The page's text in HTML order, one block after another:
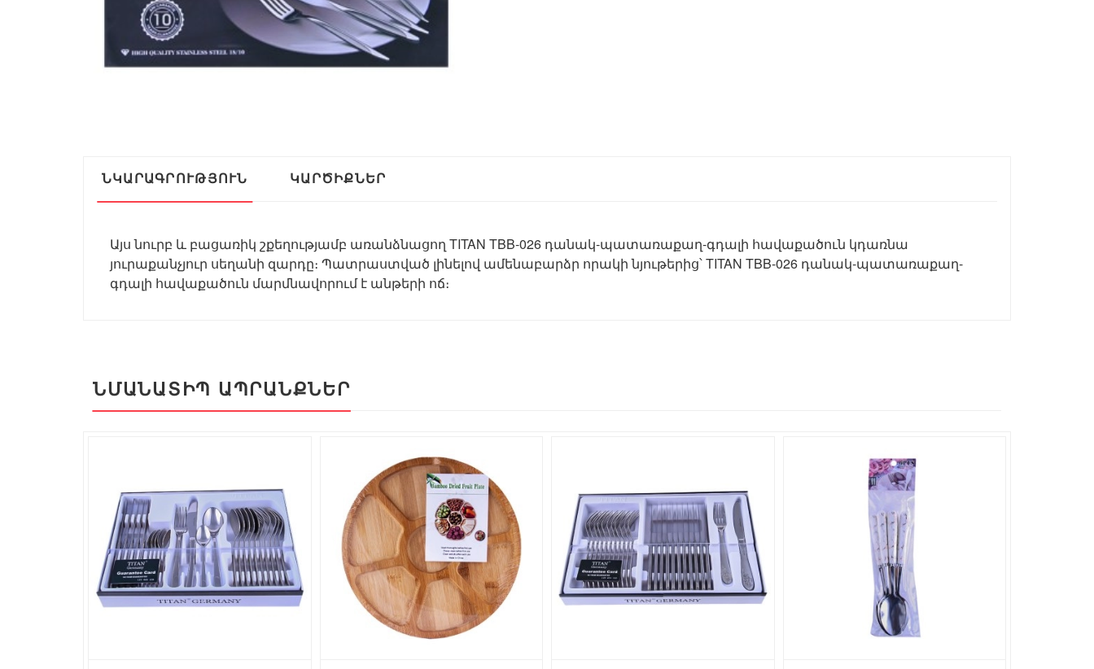
ՆԿԱՐԱԳՐՈՒԹՅՈՒՆ ԿԱՐԾԻՔՆԵՐ
Այս նուրբ և բացառիկ շքեղությամբ առանձնացող TITAN TBB-026 դանակ-պատառաքաղ-գդալի հավաքածուն կդառնա
յուրաքանչյուր սեղանի զարդը։ Պատրաստված լինելով ամենաբարձր որակի նյութերից՝ TITAN TBB-026 դանակ-պատառաքաղ-
գդալի հավաքածուն մարմնավորում է անթերի ոճ։
ՆՄԱՆԱՏԻՊ ԱՊՐԱՆՔՆԵՐ